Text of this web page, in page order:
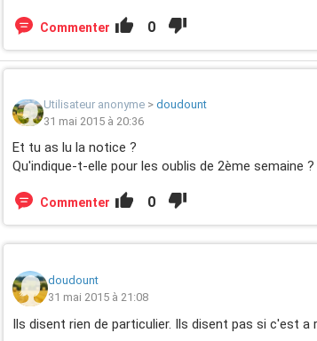
Commenter 0
Utilisateur anonyme > doudount
31 mai 2015 à 20:36
Et tu as lu la notice ?
Qu'indique-t-elle pour les oublis de 2ème semaine ?
Commenter 0
doudount
31 mai 2015 à 21:08
Ils disent rien de particulier. Ils disent pas si c'est a